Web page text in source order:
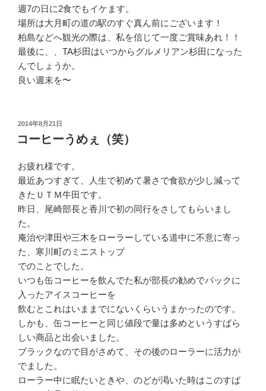
週7の日に2食でもイケます。
場所は大月町の道の駅のすぐ真ん前にございます！
柏島などへ観光の際は、私を信じて一度ご賞味あれ！！
最後に、、TA杉田はいつからグルメリアン杉田になった
んでしょうか。
良い週末を〜
投
日:
2014年8月21日
コーヒーうめぇ（笑）
お疲れ様です。
最近あつすぎて、人生で初めて暑さで食欲が少し減って
きたＵＴＭ牛田です。
昨日、尾崎部長と香川で初の同行をさしてもらいまし
た。
庵治や津田や三木をローラーしている道中に不意に寄っ
た、寒川町のミニストップ
でのことでした。
いつも缶コーヒーを飲んでた私が部長の勧めでパックに
入ったアイスコーヒーを
飲むとこれはいままでにないくらいうまかったのです。
しかも、缶コーヒーと同じ値段で量は多めというすばら
しい商品と出会いました。
ブラックなので目がさめて、その後のローラーに活力が
でました。
ローラー中に眠たいときや、のどが渇いた時はこのすば